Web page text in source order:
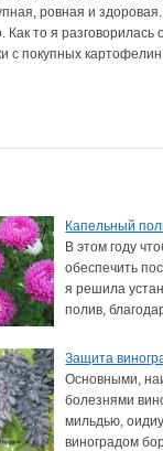
ровная и
то я разговорилась
с покупных
Капельный
В этом году
обеспечить
я решила
полив,
Защита
Основными,
болезнями
мильдью,
виноградом